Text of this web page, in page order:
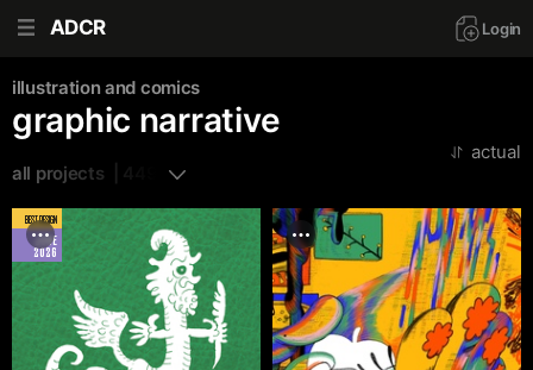
ADCR Login
illustration and comics
graphic narrative
all projects  | 449
actual
BEST DESIGN
JUNE
2026